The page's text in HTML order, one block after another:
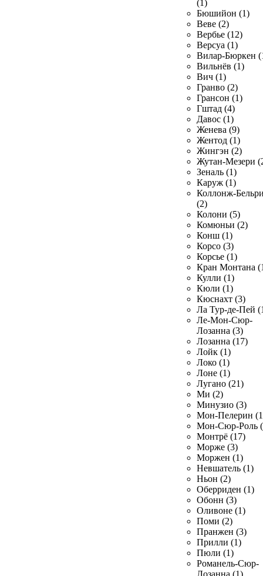
(1)
Бюшийон (1)
Веве (2)
Вербье (12)
Версуа (1)
Вилар-Бюркен
Вильнёв (1)
Вич (1)
Гранво (2)
Грансон (1)
Гштад (4)
Давос (1)
Женева (9)
Жентод (1)
Жингэн (2)
Жутан-Мезери
Зеналь (1)
Каруж (1)
Коллонж-
(2)
Колони (5)
Комюньи (2)
Конш (1)
Корсо (3)
Корсье (1)
Кран Монтана
Кулли (1)
Кюли (1)
Кюснахт (3)
Ла Тур-де-Пей
Ле-Мон-Сюр-
Лозанна (3)
Лозанна (17)
Лойк (1)
Локо (1)
Лоне (1)
Лугано (21)
Ми (2)
Минузио (3)
Мон-Пелерин
Мон-Сюр-Роль
Монтрё (17)
Морже (3)
Моржен (1)
Невшатель (1)
Ньон (2)
Оберриден (1)
Обонн (3)
Оливоне (1)
Поми (2)
Пранжен (3)
Прилли (1)
Пюли (1)
Романель-Сюр-
Лозанна (1)